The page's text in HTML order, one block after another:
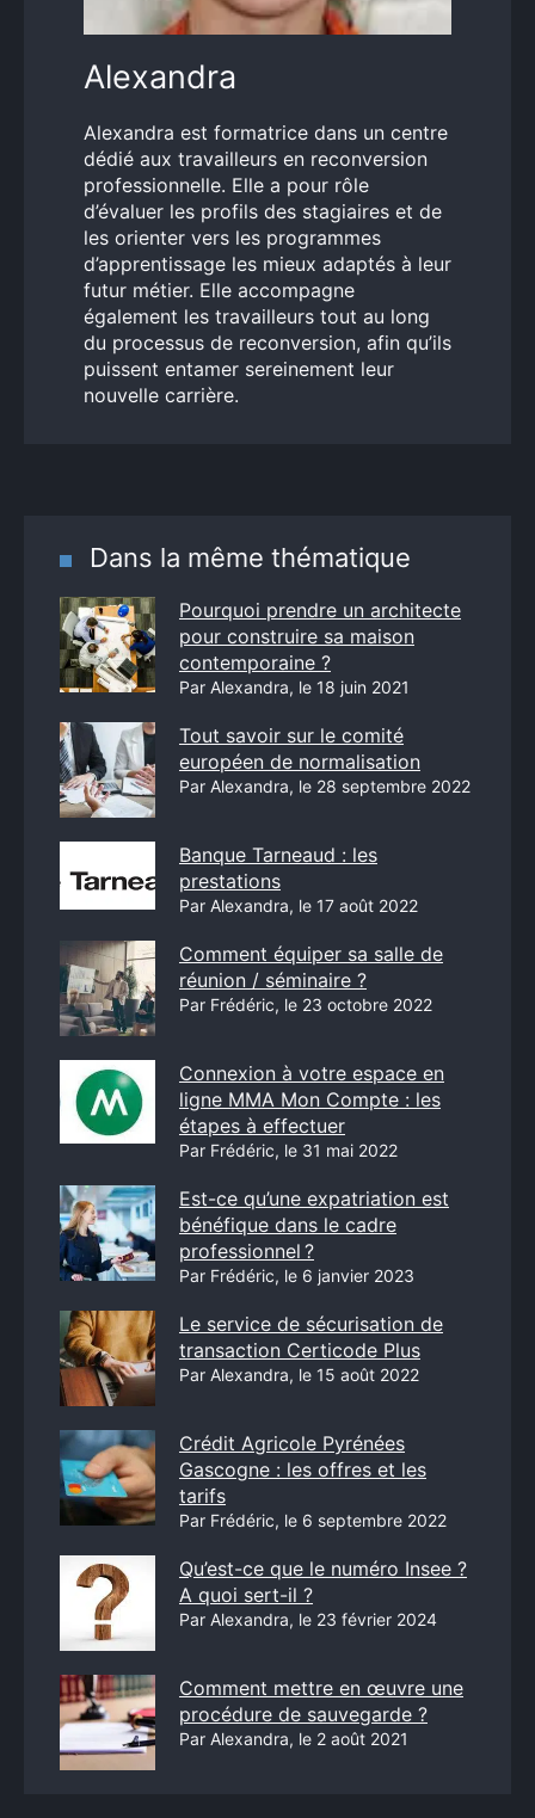
Alexandra
Alexandra est formatrice dans un centre
dédié aux travailleurs en reconversion
professionnelle. Elle a pour rôle
d’évaluer les profils des stagiaires et de
les orienter vers les programmes
d’apprentissage les mieux adaptés à leur
futur métier. Elle accompagne
également les travailleurs tout au long
du processus de reconversion, afin qu’ils
puissent entamer sereinement leur
nouvelle carrière.
Dans la même thématique
Pourquoi prendre un architecte
pour construire sa maison
contemporaine ?
Par Alexandra, le 18 juin 2021
Tout savoir sur le comité
européen de normalisation
Par Alexandra, le 28 septembre 2022
Banque Tarneaud : les
prestations
Par Alexandra, le 17 août 2022
Comment équiper sa salle de
réunion / séminaire ?
Par Frédéric, le 23 octobre 2022
Connexion à votre espace en
ligne MMA Mon Compte : les
étapes à effectuer
Par Frédéric, le 31 mai 2022
Est-ce qu’une expatriation est
bénéfique dans le cadre
professionnel ?
Par Frédéric, le 6 janvier 2023
Le service de sécurisation de
transaction Certicode Plus
Par Alexandra, le 15 août 2022
Crédit Agricole Pyrénées
Gascogne : les offres et les
tarifs
Par Frédéric, le 6 septembre 2022
Qu’est-ce que le numéro Insee ?
A quoi sert-il ?
Par Alexandra, le 23 février 2024
Comment mettre en œuvre une
procédure de sauvegarde ?
Par Alexandra, le 2 août 2021